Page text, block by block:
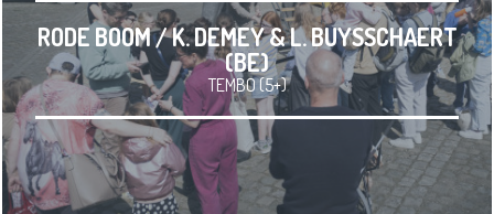
RODE BOOM / K. DEMEY & L. BUYSSCHAERT
(BE)
TEMBO (5+)